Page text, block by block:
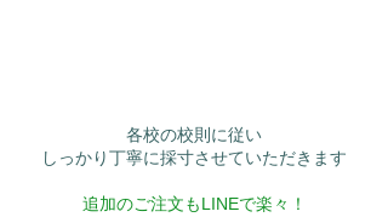
各校の校則に従い
​しっかり丁寧に採寸させていただきます
​追加のご注文もLINEで楽々！